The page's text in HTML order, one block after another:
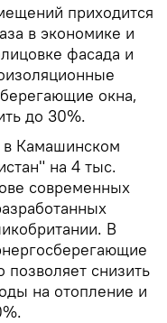
приходится
в экономике и
фасада и
окна,
до 30%.
в Камашинском
на 4 тыс.
современных
В
снизить
на отопление и